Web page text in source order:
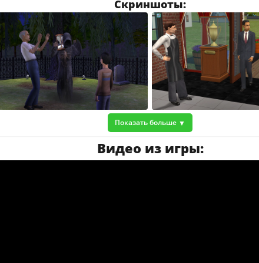
Скриншоты:
Показать больше
Видео из игры: